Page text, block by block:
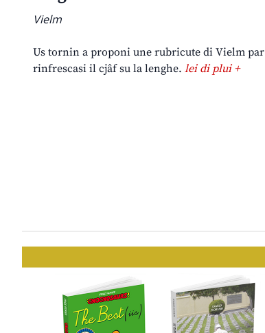
Vielm
Us tornin a proponi une rubricute di Vielm par
rinfrescasi il cjâf su la lenghe. lei di plui +